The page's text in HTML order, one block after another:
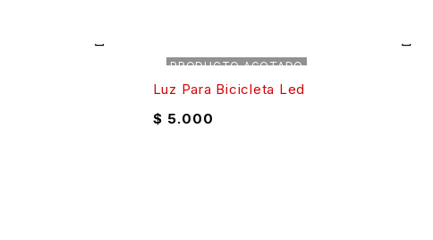
PRODUCTO AGOTADO
Luz Para Bicicleta Led
$ 5.000